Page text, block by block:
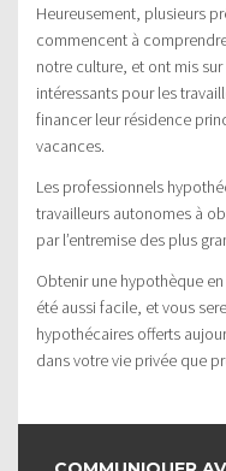
Heureusement, plusieurs
commencent à
notre culture, et ont mis
intéressants pour les
financer leur résidence
vacances.
Les professionnels
travailleurs autonomes à
par l’entremise des plus
Obtenir une hypothèque
été aussi facile, et vous
hypothécaires offerts
dans votre vie privée que